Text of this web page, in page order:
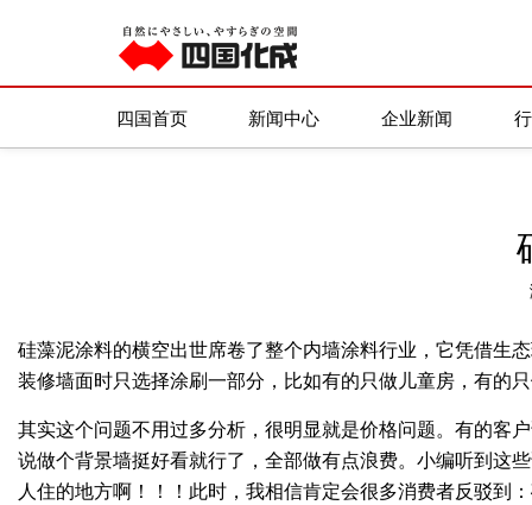
四国首页 新闻中心 企业新闻
硅藻泥涂料的横空出世席卷了整个内墙涂料行业，它凭借生
装修墙面时只选择涂刷一部分，比如有的只做儿童房，有的
其实这个问题不用过多分析，很明显就是价格问题。有的客
说做个背景墙挺好看就行了，全部做有点浪费。小编听到这
人住的地方啊！！！此时，我相信肯定会很多消费者反驳到